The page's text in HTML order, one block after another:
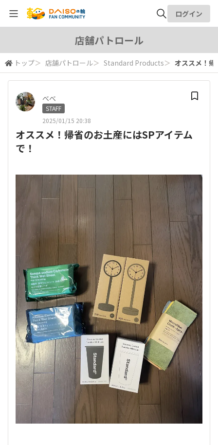
検索
ログイン
店舗パトロール
トップ＞ 店舗パトロール＞ Standard Products＞ オススメ！帰
べべ
STAFF
2025/01/15 20:38
オススメ！帰省のお土産にはSPアイテム
で！